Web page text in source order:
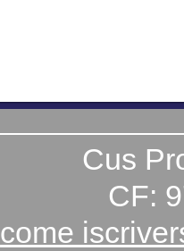
Cus
CF:
come